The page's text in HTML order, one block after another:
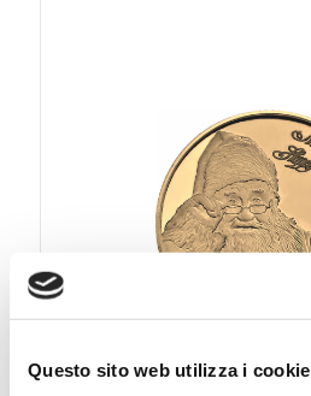
Questo sito web utilizza i cookie